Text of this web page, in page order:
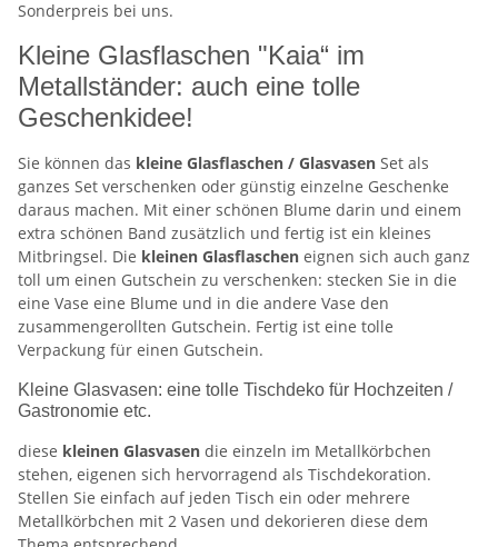
Sonderpreis bei uns.
Kleine Glasflaschen "Kaia“ im
Metallständer: auch eine tolle
Geschenkidee!
Sie können das kleine Glasflaschen / Glasvasen Set als
ganzes Set verschenken oder günstig einzelne Geschenke
daraus machen. Mit einer schönen Blume darin und einem
extra schönen Band zusätzlich und fertig ist ein kleines
Mitbringsel. Die kleinen Glasflaschen eignen sich auch ganz
toll um einen Gutschein zu verschenken: stecken Sie in die
eine Vase eine Blume und in die andere Vase den
zusammengerollten Gutschein. Fertig ist eine tolle
Verpackung für einen Gutschein.
Kleine Glasvasen: eine tolle Tischdeko für Hochzeiten /
Gastronomie etc.
diese kleinen Glasvasen die einzeln im Metallkörbchen
stehen, eigenen sich hervorragend als Tischdekoration.
Stellen Sie einfach auf jeden Tisch ein oder mehrere
Metallkörbchen mit 2 Vasen und dekorieren diese dem